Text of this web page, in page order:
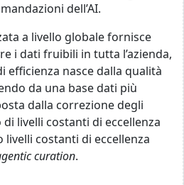
dell’AI.
a livello globale fornisce
i dati fruibili in tutta l’azienda,
efficienza nasce dalla qualità
da una base dati più
dalla correzione degli
livelli costanti di eccellenza
costanti di eccellenza
curation.